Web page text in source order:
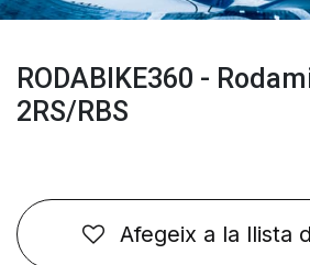
RODABIKE360 -
2RS/RBS
Afegeix a la llista